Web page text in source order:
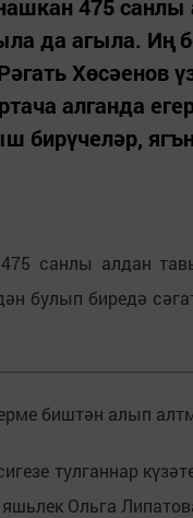
475
да агыла. Иң
Хөсәенов
алганда
санлы алдан
булып биредә
биштән алып
тулганнар
Ольга